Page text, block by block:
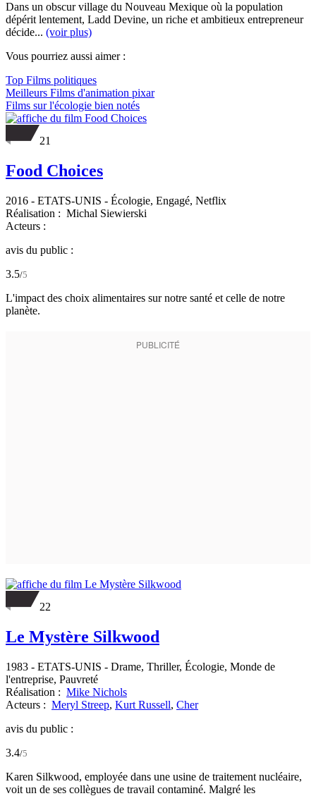
Dans un obscur village du Nouveau Mexique où la population
dépérit lentement, Ladd Devine, un riche et ambitieux entrepreneur
décide... (voir plus)
Vous pourriez aussi aimer :
Top Films politiques
Meilleurs Films d'animation pixar
Films sur l'écologie bien notés
21
Food Choices
2016 - ETATS-UNIS - Écologie, Engagé, Netflix
Réalisation : Michal Siewierski
Acteurs :
avis du public :
3.5/5
L'impact des choix alimentaires sur notre santé et celle de notre
planète.
22
Le Mystère Silkwood
1983 - ETATS-UNIS - Drame, Thriller, Écologie, Monde de
l'entreprise, Pauvreté
Réalisation : Mike Nichols
Acteurs : Meryl Streep, Kurt Russell, Cher
avis du public :
3.4/5
Karen Silkwood, employée dans une usine de traitement nucléaire,
voit un de ses collègues de travail contaminé. Malgré les